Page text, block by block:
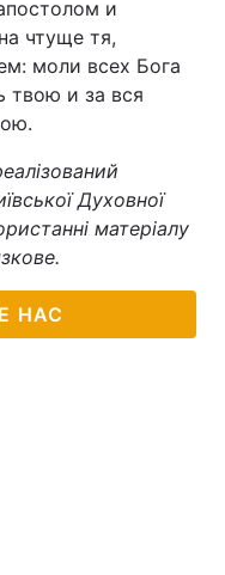
и
чтуще тя,
моли всех Бога
твою и за вся
Духовної
матеріалу
НАС